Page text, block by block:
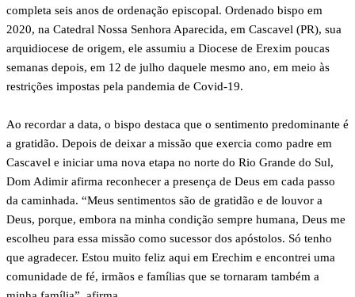
completa seis anos de ordenação episcopal. Ordenado bispo em
2020, na Catedral Nossa Senhora Aparecida, em Cascavel (PR), sua
arquidiocese de origem, ele assumiu a Diocese de Erexim poucas
semanas depois, em 12 de julho daquele mesmo ano, em meio às
restrições impostas pela pandemia de Covid-19.
Ao recordar a data, o bispo destaca que o sentimento predominante é
a gratidão. Depois de deixar a missão que exercia como padre em
Cascavel e iniciar uma nova etapa no norte do Rio Grande do Sul,
Dom Adimir afirma reconhecer a presença de Deus em cada passo
da caminhada. “Meus sentimentos são de gratidão e de louvor a
Deus, porque, embora na minha condição sempre humana, Deus me
escolheu para essa missão como sucessor dos apóstolos. Só tenho
que agradecer. Estou muito feliz aqui em Erechim e encontrei uma
comunidade de fé, irmãos e famílias que se tornaram também a